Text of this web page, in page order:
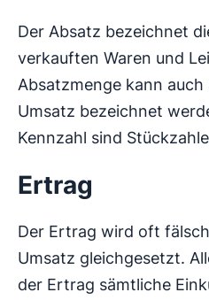
Der Absatz bezeichnet
verkauften Waren und
Absatzmenge kann
Umsatz bezeichnet
Kennzahl sind
Ertrag
Der Ertrag wird oft
Umsatz gleichgesetzt.
der Ertrag sämtliche